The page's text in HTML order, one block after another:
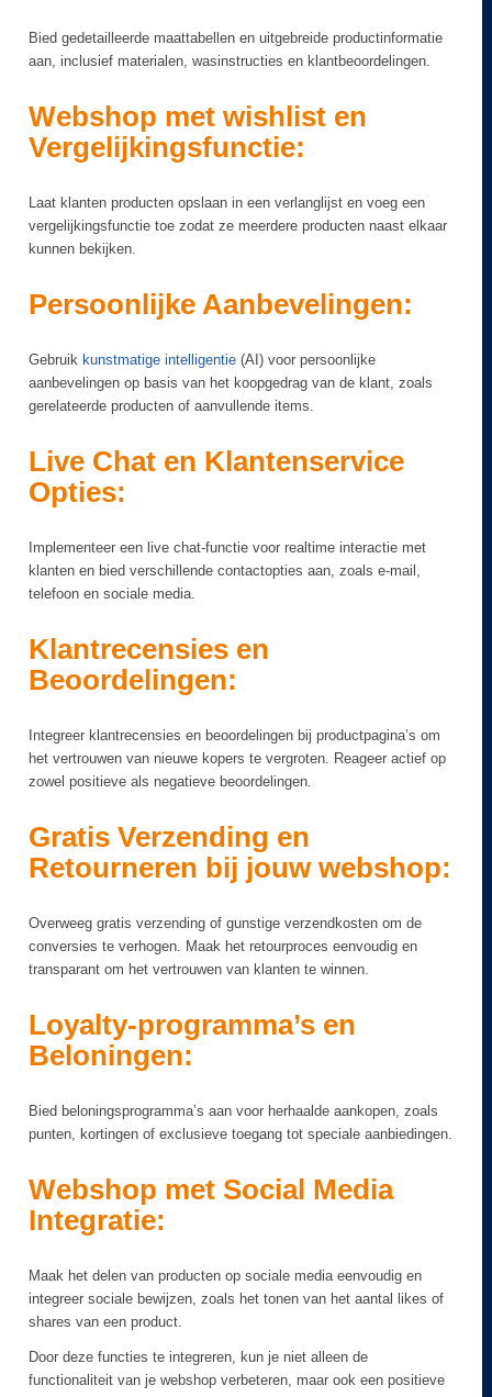
Bied gedetailleerde maattabellen en uitgebreide productinformatie
aan, inclusief materialen, wasinstructies en klantbeoordelingen.
Webshop met wishlist en
Vergelijkingsfunctie:
Laat klanten producten opslaan in een verlanglijst en voeg een
vergelijkingsfunctie toe zodat ze meerdere producten naast elkaar
kunnen bekijken.
Persoonlijke Aanbevelingen:
Gebruik kunstmatige intelligentie (AI) voor persoonlijke
aanbevelingen op basis van het koopgedrag van de klant, zoals
gerelateerde producten of aanvullende items.
Live Chat en Klantenservice
Opties:
Implementeer een live chat-functie voor realtime interactie met
klanten en bied verschillende contactopties aan, zoals e-mail,
telefoon en sociale media.
Klantrecensies en
Beoordelingen:
Integreer klantrecensies en beoordelingen bij productpagina’s om
het vertrouwen van nieuwe kopers te vergroten. Reageer actief op
zowel positieve als negatieve beoordelingen.
Gratis Verzending en
Retourneren bij jouw webshop:
Overweeg gratis verzending of gunstige verzendkosten om de
conversies te verhogen. Maak het retourproces eenvoudig en
transparant om het vertrouwen van klanten te winnen.
Loyalty-programma’s en
Beloningen:
Bied beloningsprogramma’s aan voor herhaalde aankopen, zoals
punten, kortingen of exclusieve toegang tot speciale aanbiedingen.
Webshop met Social Media
Integratie:
Maak het delen van producten op sociale media eenvoudig en
integreer sociale bewijzen, zoals het tonen van het aantal likes of
shares van een product.
Door deze functies te integreren, kun je niet alleen de
functionaliteit van je webshop verbeteren, maar ook een positieve